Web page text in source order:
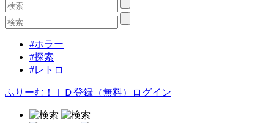
#ホラー
#探索
#レトロ
ふりーむ！ＩＤ登録（無料） ログイン